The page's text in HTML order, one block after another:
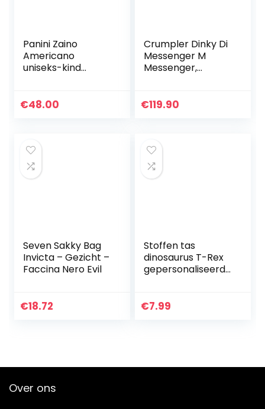
Panini Zaino
Americano
uniseks-kind
€48.00
Crumpler Dinky Di
Messenger M
Messenger,
€119.90
Seven Sakky Bag
Invicta – Gezicht –
Faccina Nero Evil
€18.72
Stoffen tas
dinosaurus T-Rex
gepersonaliseerd |
stoffen tas voor
€7.99
Over ons